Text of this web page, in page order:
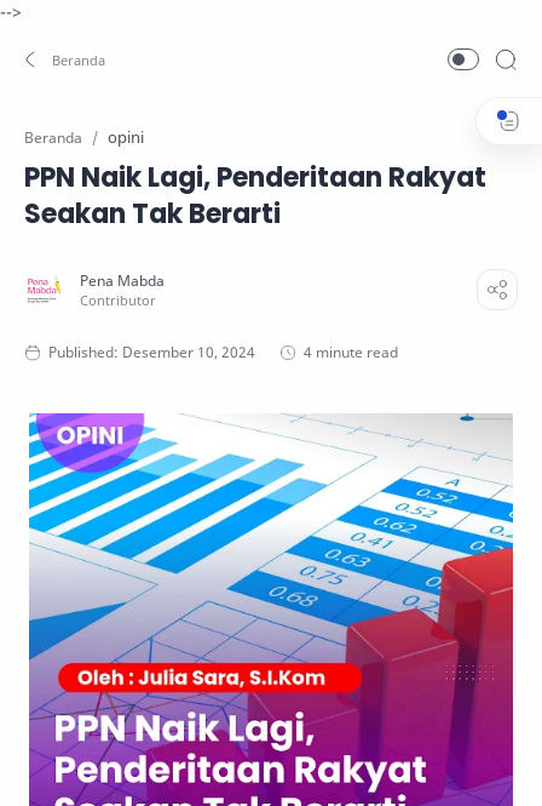
-->
Beranda opini
PPN Naik Lagi, Penderitaan Rakyat
Seakan Tak Berarti
4 minute read